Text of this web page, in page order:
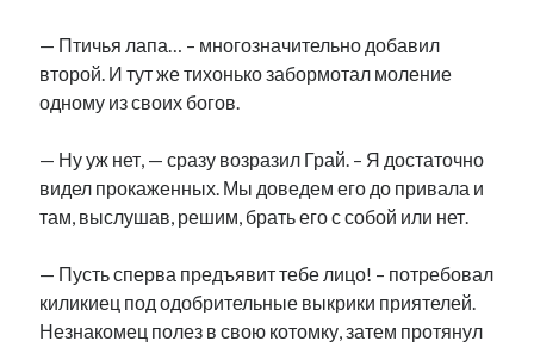
— Птичья лапа… – многозначительно добавил
второй. И тут же тихонько забормотал моление
одному из своих богов.
— Ну уж нет, — сразу возразил Грай. – Я достаточно
видел прокаженных. Мы доведем его до привала и
там, выслушав, решим, брать его с собой или нет.
— Пусть сперва предъявит тебе лицо! – потребовал
киликиец под одобрительные выкрики приятелей.
Незнакомец полез в свою котомку, затем протянул